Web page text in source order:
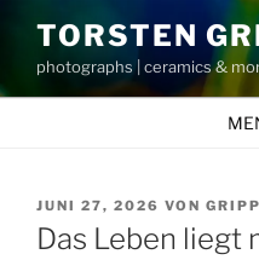
Inhalt
springen
TORSTEN
photographs | ceramics &
VERÖFFENTLICHT
AM
JUNI 27, 2026 VON GRIPP
Das Leben liegt